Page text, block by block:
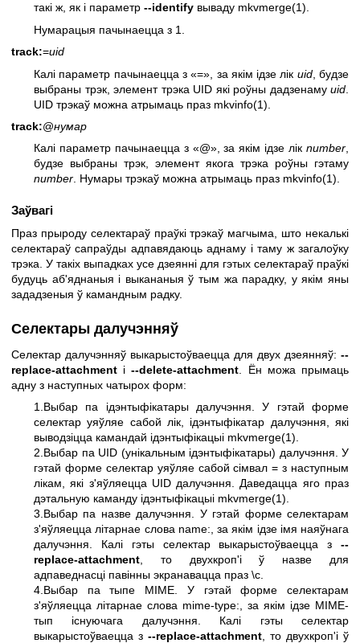
такі ж, як і параметр --identify вываду mkvmerge(1).
Нумарацыя пачынаецца з 1.
track:=uid
Калі параметр пачынаецца з «=», за якім ідзе лік uid, будзе
выбраны трэк, элемент трэка UID які роўны дадзенаму uid
UID трэкаў можна атрымаць праз mkvinfo(1)
track:@нумар
Калі параметр пачынаецца з «@», за якім ідзе лік number,
будзе выбраны трэк, элемент якога трэка роўны гэтаму
number. Нумары трэкаў можна атрымаць праз mkvinfo(1).
Заўвагі
Праз прыроду селектараў праўкі трэкаў магчыма, што некалькі
селектараў сапраўды адпавядаюць аднаму і таму ж загалоўку
трэка. У такіх выпадках усе дзеянні для гэтых селектараў праўкі
будуць аб'яднаныя і выкананыя ў тым жа парадку, у якім яны
зададзеныя ў камандным радку.
Селектары далучэнняў
Селектар далучэнняў выкарыстоўваецца для двух дзеянняў: --
replace-attachment і--delete-attachment . Ён можа прымаць
адну з наступных чатырох форм:
1.Выбар па ідэнтыфікатары далучэння. У гэтай форме
селектар уяўляе сабой лік, ідэнтыфікатар далучэння, які
выводзіцца камандай ідэнтыфікацыі mkvmerge(1)
2.Выбар па UID (унікальным ідэнтыфікатары) далучэння. У
гэтай форме селектар уяўляе сабой сімвал = з наступным
лікам, які з'яўляецца UID далучэння. Даведацца яго праз
дэтальную каманду ідэнтыфікацыі mkvmerge(1)
3.Выбар па назве далучэння. У гэтай форме селектарам
з'яўляецца літарнае слова name:, за якім ідзе імя наяўнага
далучэння. Калі гэты селектар выкарыстоўваецца з --
replace-attachment , то двухкроп'і ў назве для
адпаведнасці павінны экранавацца праз \c.
4.Выбар па тыпе MIME. У гэтай форме селектарам
з'яўляецца літарнае слова mime-type:, за якім ідзе MIME-
тып існуючага далучэння. Калі гэты селектар
выкарыстоўваецца з --replace-attachment , то двухкроп'і ў